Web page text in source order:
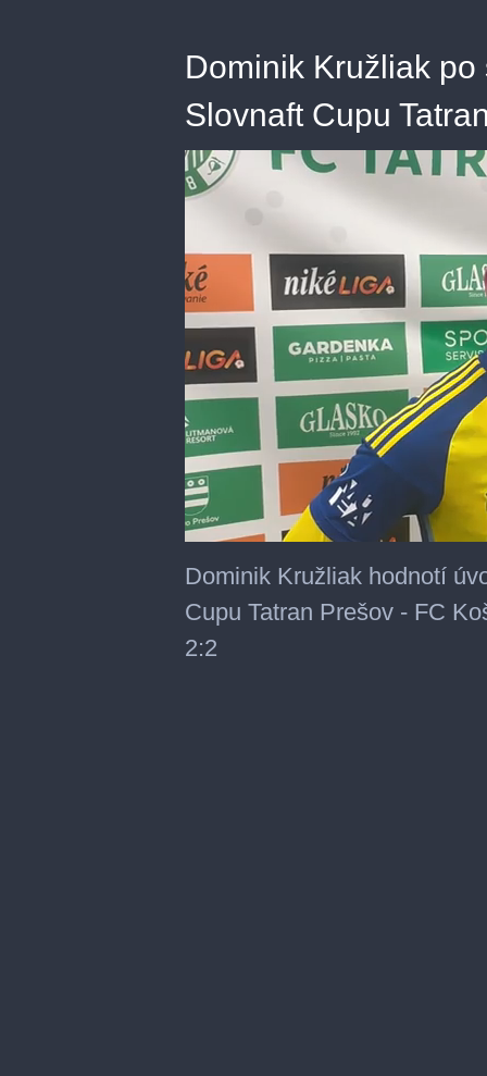
Dominik Kružliak
Slovnaft Cupu
seconds
of
1
minute,
30
seconds
Dominik Kružliak hodnotí
Cupu Tatran Prešov - FC
2:2